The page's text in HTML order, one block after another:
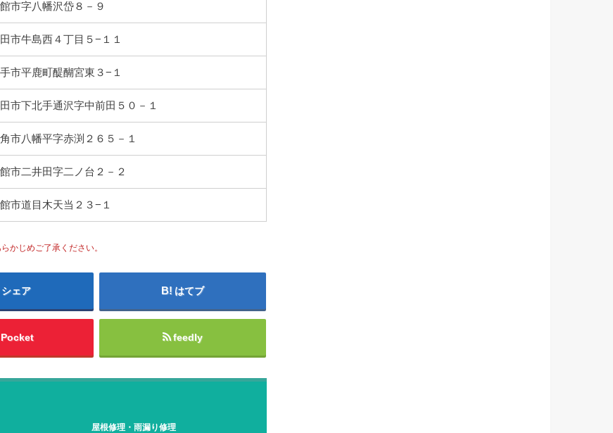
市字八幡沢岱８－９
市牛島西４丁目５−１１
市平鹿町醍醐宮東３−１
市下北手通沢字中前田５０－１
市八幡平字赤渕２６５－１
市二井田字二ノ台２－２
市道目木天当２３−１
かじめご了承ください。
シェア はてブ
Pocket feedly
屋根修理・雨漏り修理